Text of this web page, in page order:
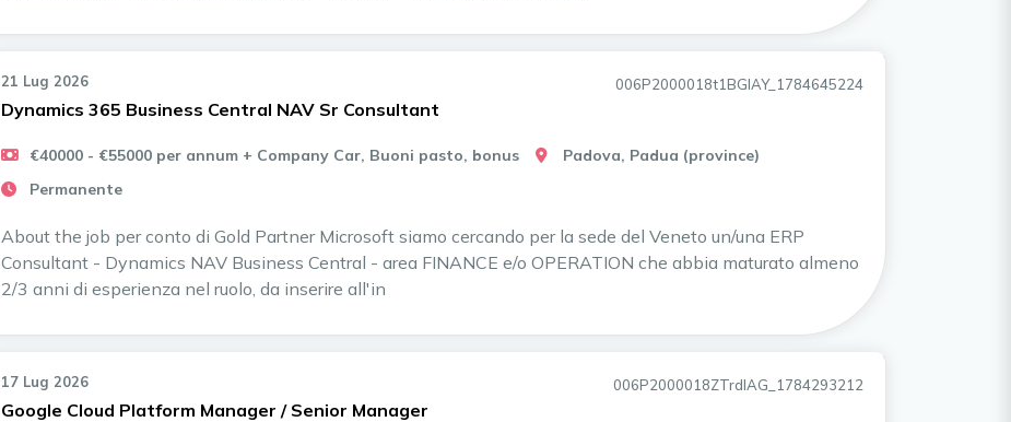
21 Lug 2026 006P2000018t1BGIAY_1784645224
Dynamics 365 Business Central NAV Sr Consultant
€40000 - €55000 per annum + Company Car, Buoni pasto, bonus
Padova, Padua (province)
Permanente
About the job per conto di Gold Partner Microsoft siamo cercando per la sede del Veneto un/una ERP
Consultant - Dynamics NAV Business Central - area FINANCE e/o OPERATION che abbia maturato almeno
2/3 anni di esperienza nel ruolo, da inserire all'in
17 Lug 2026 006P2000018ZTrdIAG_1784293212
Google Cloud Platform Manager / Senior Manager